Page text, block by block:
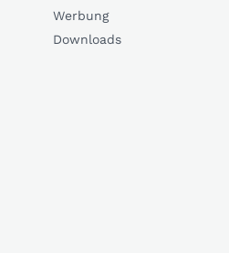
Werbung
Downloads